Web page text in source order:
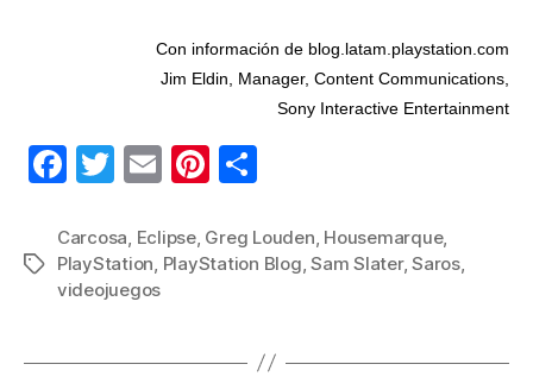
Con información de blog.latam.playstation.com
Jim Eldin, Manager, Content Communications,
Sony Interactive Entertainment
F
c
e
o
T
tt
er
E
ail
Pi
er
e
m
p
tir
Etiquetas
Carcosa Eclipse, Greg Louden Housemarque,
PlayStation PlayStation Blog ,Sam Slater,Saros,
videojuegos